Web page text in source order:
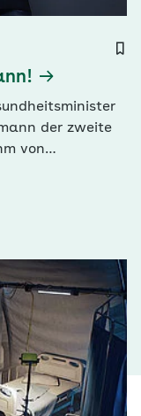
der zweite
von